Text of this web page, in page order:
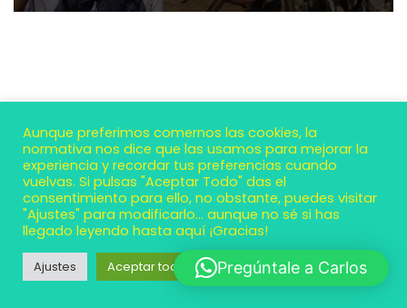
Neve| Funciona gracias aWordPress
Contacto
Aunque preferimos comernos las cookies, la
normativa nos dice que las usamos para mejorar la
experiencia y recordar tus preferencias cuando
vuelvas. Si pulsas "Aceptar Todo" das el
consentimiento para ello, no obstante, puedes visitar
"Ajustes" para modificarlo... aunque no sé si has
llegado leyendo hasta aquí ¡Gracias!
Ajustes Aceptar todo Pregúntale a Carlos